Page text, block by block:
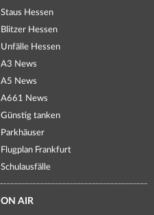
Staus Hessen
Blitzer Hessen
Unfälle Hessen
A3 News
A5 News
A661 News
Günstig tanken
Parkhäuser
Flugplan Frankfurt
Schulausfälle
ON AIR